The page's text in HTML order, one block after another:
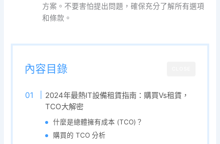
方案。不要害怕提出問題，確保充分了解所有選項
和條款。
內容目錄
2024年最熱IT設備租賃指南：購買Vs租賃，
TCO大解密
什麼是總體擁有成本 (TCO)？
購買的 TCO 分析